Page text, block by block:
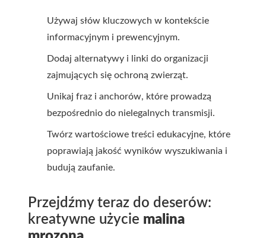
Używaj słów kluczowych w kontekście
informacyjnym i prewencyjnym.
Dodaj alternatywy i linki do organizacji
zajmujących się ochroną zwierząt.
Unikaj fraz i anchorów, które prowadzą
bezpośrednio do nielegalnych transmisji.
Twórz wartościowe treści edukacyjne, które
poprawiają jakość wyników wyszukiwania i
budują zaufanie.
Przejdźmy teraz do deserów:
kreatywne użycie malina